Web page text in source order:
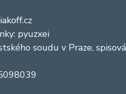
pyuzxei
soudu v Praze, spisová